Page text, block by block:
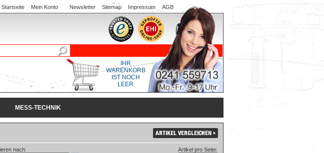
Startseite Mein Konto Newsletter Sitemap Impressum AGB
IHR
WARENKORB
IST NOCH
LEER
MESS-TECHNIK
nach: Artikel pro Seite: